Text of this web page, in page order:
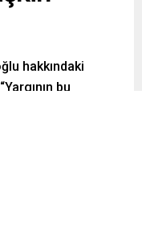
hakkındaki
bu